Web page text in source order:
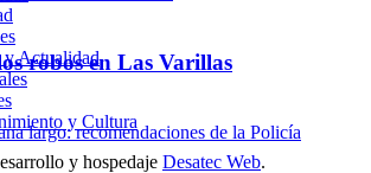
robos en Las Varillas
y Actualidad
y Cultura
y hospedaje Desatec Web.